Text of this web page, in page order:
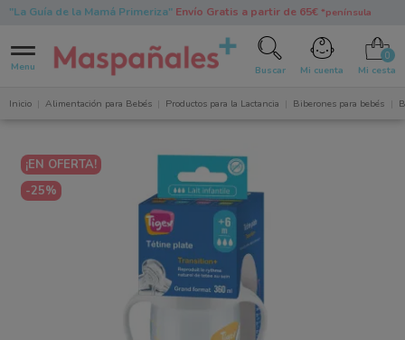
"La Guía de la Mamá Primeriza"Envío Gratis a partir de 65€ *península
Menu Buscar Mi cuenta Mi cesta
Inicio Alimentación para Bebés Productos para la Lactancia Biberones para bebés
¡EN OFERTA!
-25%